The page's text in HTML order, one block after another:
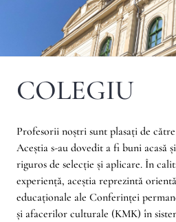
COLEGIU
Profesorii noștri sunt plasați de
Aceștia s-au dovedit a fi buni acasă
riguros de selecție și aplicare. În
experiență, aceștia reprezintă
educaționale ale Conferinței
și afacerilor culturale (KMK) în